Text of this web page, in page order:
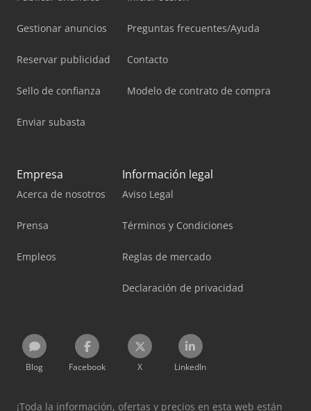
Gestionar anuncios
Reservar publicidad
Sello de confianza
Enviar subasta
Preguntas frecuentes/Ayuda
Contacto
Modelo de contrato de compra
Empresa
Acerca de nosotros
Prensa
Empleos
Información legal
Aviso Legal
Términos y Condiciones
Reglas de mercado
Declaración de privacidad
Blog Facebook X LinkedIn
¡Toda la información, ofertas y precios en esta web están